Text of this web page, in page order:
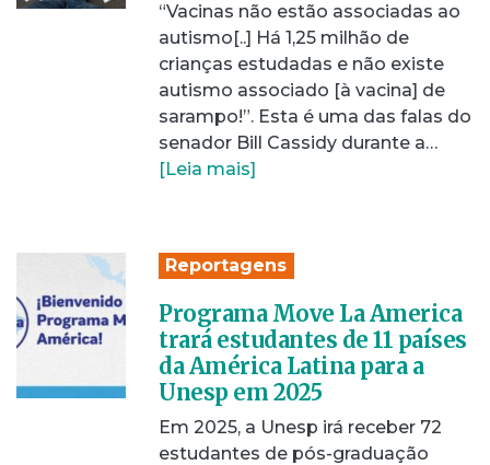
“Vacinas não estão associadas ao
autismo[..] Há 1,25 milhão de
crianças estudadas e não existe
autismo associado [à vacina] de
sarampo!”. Esta é uma das falas do
senador Bill Cassidy durante a…
[Leia mais]
Reportagens
Programa Move La America
trará estudantes de 11 países
da América Latina para a
Unesp em 2025
Em 2025, a Unesp irá receber 72
estudantes de pós-graduação